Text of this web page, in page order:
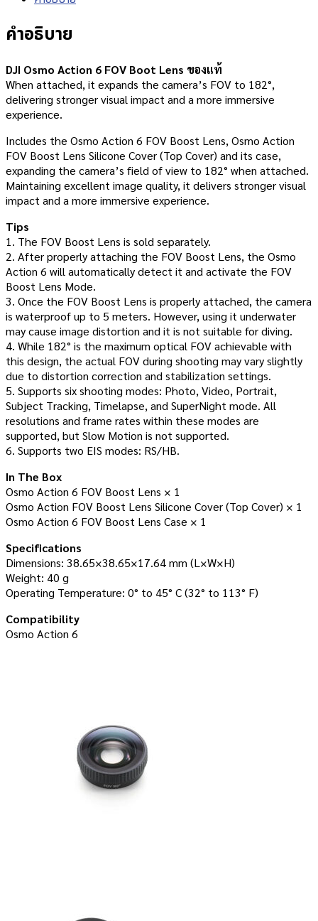
คำอธิบาย
DJI Osmo Action 6 FOV Boot Lens ของแท้
When attached, it expands the camera’s FOV to 182°,
delivering stronger visual impact and a more immersive
experience.
Includes the Osmo Action 6 FOV Boost Lens, Osmo Action
FOV Boost Lens Silicone Cover (Top Cover) and its case,
expanding the camera’s field of view to 182° when attached.
Maintaining excellent image quality, it delivers stronger visual
impact and a more immersive experience.
Tips
1. The FOV Boost Lens is sold separately.
2. After properly attaching the FOV Boost Lens, the Osmo
Action 6 will automatically detect it and activate the FOV
Boost Lens Mode.
3. Once the FOV Boost Lens is properly attached, the camera
is waterproof up to 5 meters. However, using it underwater
may cause image distortion and it is not suitable for diving.
4. While 182° is the maximum optical FOV achievable with
this design, the actual FOV during shooting may vary slightly
due to distortion correction and stabilization settings.
5. Supports six shooting modes: Photo, Video, Portrait,
Subject Tracking, Timelapse, and SuperNight mode. All
resolutions and frame rates within these modes are
supported, but Slow Motion is not supported.
6. Supports two EIS modes: RS/HB.
In The Box
Osmo Action 6 FOV Boost Lens × 1
Osmo Action FOV Boost Lens Silicone Cover (Top Cover) × 1
Osmo Action 6 FOV Boost Lens Case × 1
Specifications
Dimensions: 38.65×38.65×17.64 mm (L×W×H)
Weight: 40 g
Operating Temperature: 0° to 45° C (32° to 113° F)
Compatibility
Osmo Action 6